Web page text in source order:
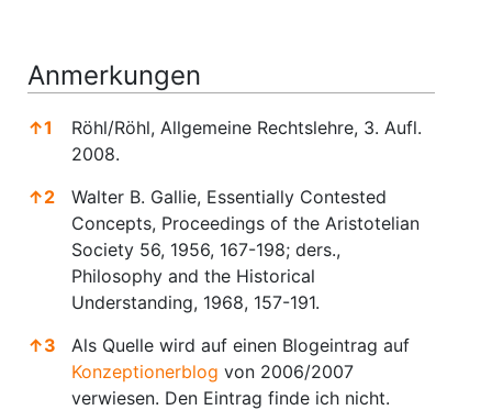
Anmerkungen
↑1
Röhl/Röhl, Allgemeine Rechtslehre, 3. Aufl.
2008.
↑2
Walter B. Gallie, Essentially Contested
Concepts, Proceedings of the Aristotelian
Society 56, 1956, 167-198; ders.,
Philosophy and the Historical
Understanding, 1968, 157-191.
↑3
Als Quelle wird auf einen Blogeintrag auf
Konzeptionerblog von 2006/2007
verwiesen. Den Eintrag finde ich nicht.